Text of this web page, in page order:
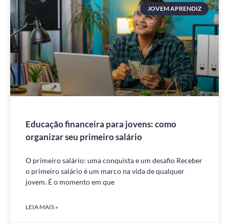
JOVEM APRENDIZ
Educação financeira para jovens: como
organizar seu primeiro salário
O primeiro salário: uma conquista e um desafio Receber
o primeiro salário é um marco na vida de qualquer
jovem. É o momento em que
LEIA MAIS »